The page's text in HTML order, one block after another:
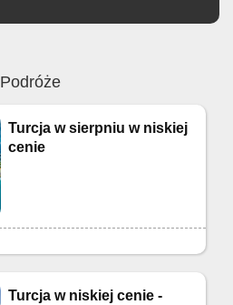
Podróże
Turcja w sierpniu w niskiej
cenie
Turcja w niskiej cenie -